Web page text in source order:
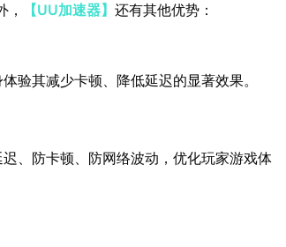
【UU加速器】还有其他优势：
验其减少卡顿、降低延迟的显著效果。
、防卡顿、防网络波动，优化玩家游戏体